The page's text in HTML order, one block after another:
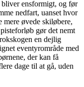
ensformigt, og før
nedfart, uanset hvor
øvede skiløbere,
gør det nemt
en dejlig
eventyrområde med
der kan få
dage til at gå, uden